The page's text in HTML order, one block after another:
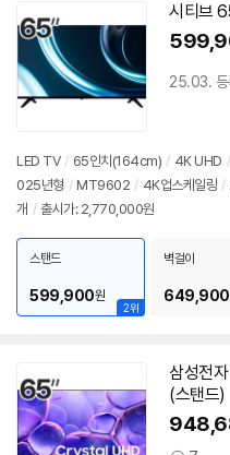
시티브
25.03. 등
LED TV / 65인치(164cm) / 4K UHD /
025년형 / MT9602 / 4K업스케일링 /
개 / 출시가: 2,770,000원
2위
스탠드
599,900원
벽걸이
649,900
삼성전
(스탠드)